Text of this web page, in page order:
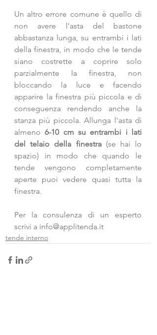
Un altro errore comune è quello di
non avere l'asta del bastone
abbastanza lunga, su entrambi i lati
della finestra, in modo che le tende
siano costrette a coprire solo
parzialmente la finestra, non
bloccando la luce e facendo
apparire la finestra più piccola e di
conseguenza rendendo anche la
stanza più piccola. Allunga l'asta di
almeno 6-10 cm su entrambi i lati
del telaio della finestra (se hai lo
spazio) in modo che quando le
tende vengono completamente
aperte puoi vedere quasi tutta la
finestra.
Per la consulenza di un esperto
scrivi a info@applitenda.it
tende interno